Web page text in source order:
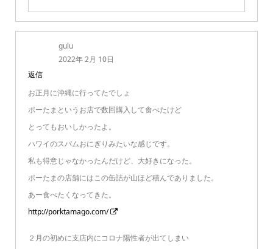
gulu
2022年 2月 10日
返信
お正月に沖縄に行ってたでしょ
ポーたまというお店で数回購入して食べたけど
とってもおいしかったよ。
ハワイのスパムおにぎりみたいな感じです。
私も得意じゃなかったんだけど、大好きになった。
ポーたまの店舗にはこの缶詰が山ほど積んでありました。
あー食べたくなってきた。
http://porktamago.com/
２月の初めに支店内にコロナ陽性者が出てしまい